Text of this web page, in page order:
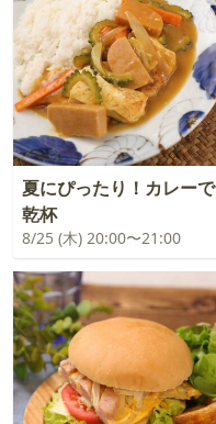
夏にぴったり！カレーで
乾杯
8/25 (木) 20:00〜21:00